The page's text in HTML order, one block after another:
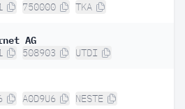
750000 TKA
AG
508903 UTDI
A0D9U6 NESTE